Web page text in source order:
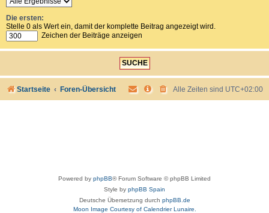
Die ersten:
Stelle 0 als Wert ein, damit der komplette Beitrag angezeigt wird.
Zeichen der Beiträge anzeigen
Startseite Foren-Übersicht Alle Zeiten sind UTC+02:00
Powered by phpBB® Forum Software © phpBB Limited
Style by phpBB Spain
Deutsche Übersetzung durch phpBB.de
Moon Image Courtesy of Calendrier Lunaire.